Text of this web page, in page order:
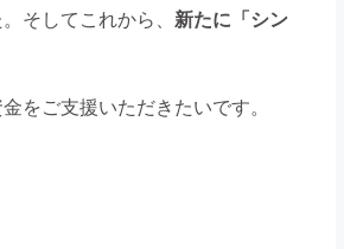
そしてこれから、 新たに「シン
をご支援いただきたいです。